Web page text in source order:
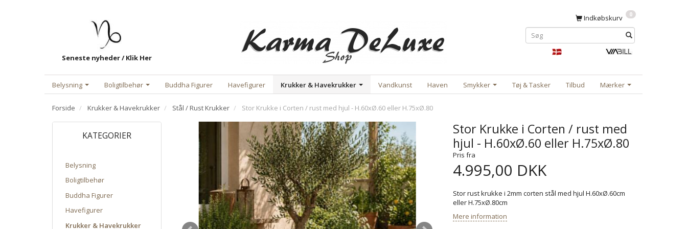
Seneste nyheder / Klik Her
Indkøbskurv 0
Belysning Boligtilbehør Buddha Figurer Havefigurer Krukker & Havekrukker Vandkunst Haven Smykker Tøj & Tasker Tilbud Mærker
Forside Krukker & Havekrukker Stål / Rust Krukker Stor Krukke i Corten / rust med hjul - H.60xØ.60 eller H.75xØ.80
KATEGORIER
Belysning
Boligtilbehør
Buddha Figurer
Havefigurer
Krukker & Havekrukker
Stor Krukke i Corten / rust med
hjul - H.60xØ.60 eller H.75xØ.80
Pris fra
4.995,00 DKK
Stor rust krukke i 2mm corten stål med hjul H.60xØ.60cm
eller H.75xØ.80cm
Mere information